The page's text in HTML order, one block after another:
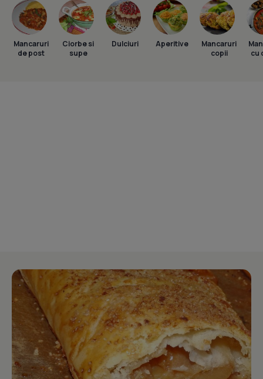
Mancaruri
de post
Ciorbe si
supe
Dulciuri Aperitive
Mancaruri
copii
cu